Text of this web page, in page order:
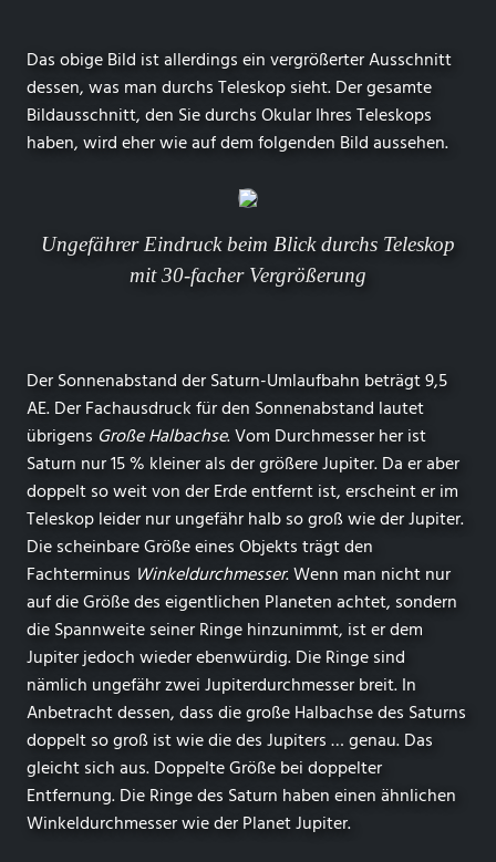
Das obige Bild ist allerdings ein vergrößerter Ausschnitt
dessen, was man durchs Teleskop sieht. Der gesamte
Bildausschnitt, den Sie durchs Okular Ihres Teleskops
haben, wird eher wie auf dem folgenden Bild aussehen.
Ungefährer Eindruck beim Blick durchs Teleskop
mit 30-facher Vergrößerung
Der Sonnenabstand der Saturn-Umlaufbahn beträgt 9,5
AE. Der Fachausdruck für den Sonnenabstand lautet
übrigens Große Halbachse. Vom Durchmesser her ist
Saturn nur 15 % kleiner als der größere Jupiter. Da er aber
doppelt so weit von der Erde entfernt ist, erscheint er im
Teleskop leider nur ungefähr halb so groß wie der Jupiter.
Die scheinbare Größe eines Objekts trägt den
Fachterminus Winkeldurchmesser. Wenn man nicht nur
auf die Größe des eigentlichen Planeten achtet, sondern
die Spannweite seiner Ringe hinzunimmt, ist er dem
Jupiter jedoch wieder ebenwürdig. Die Ringe sind
nämlich ungefähr zwei Jupiterdurchmesser breit. In
Anbetracht dessen, dass die große Halbachse des Saturns
doppelt so groß ist wie die des Jupiters … genau. Das
gleicht sich aus. Doppelte Größe bei doppelter
Entfernung. Die Ringe des Saturn haben einen ähnlichen
Winkeldurchmesser wie der Planet Jupiter.